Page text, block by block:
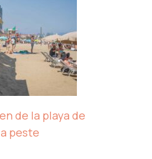
de la playa de
peste